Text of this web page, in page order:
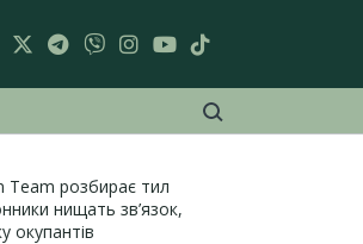
Team розбирає тил
нищать зв’язок,
окупантів